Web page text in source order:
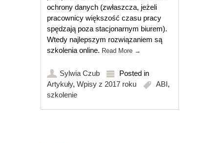
ochrony danych (zwłaszcza, jeżeli
pracownicy większość czasu pracy
spędzają poza stacjonarnym biurem).
Wtedy najlepszym rozwiązaniem są
szkolenia online. Read More →
Sylwia Czub
Posted in
Artykuły,Wpisy z 2017 roku ABI,
szkolenie